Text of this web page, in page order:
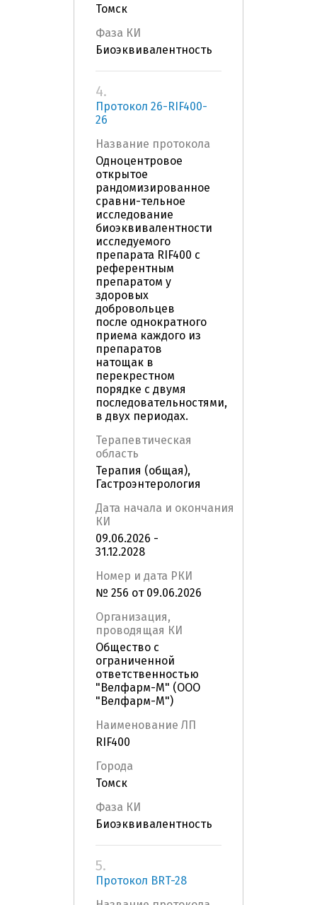
Томск
Фаза КИ
Биоэквивалентность
4.
Протокол 26-RIF400-
26
Название протокола
Одноцентровое
открытое
рандомизированное
сравни-тельное
исследование
биоэквивалентности
исследуемого
препарата RIF400 c
референтным
препаратом у
здоровых
добровольцев
после однократного
приема каждого из
препаратов
натощак в
перекрестном
порядке с двумя
последовательностями,
в двух периодах.
Терапевтическая
область
Терапия (общая),
Гастроэнтерология
Дата начала и окончания
КИ
09.06.2026 -
31.12.2028
Номер и дата РКИ
№ 256 от 09.06.2026
Организация,
проводящая КИ
Общество с
ограниченной
ответственностью
"Велфарм-М" (ООО
"Велфарм-М")
Наименование ЛП
RIF400
Города
Томск
Фаза КИ
Биоэквивалентность
5.
Протокол BRT-28